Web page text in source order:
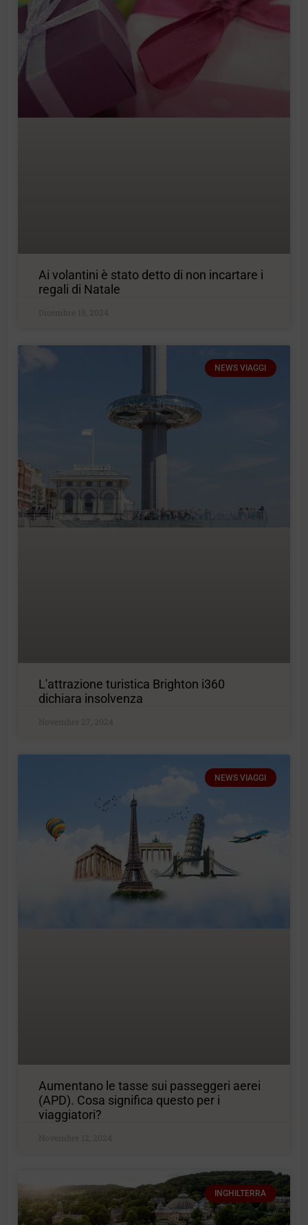
Ai volantini è stato detto di non incartare i
regali di Natale
Dicembre 19, 2024
NEWS VIAGGI
L'attrazione turistica Brighton i360
dichiara insolvenza
Novembre 27, 2024
NEWS VIAGGI
Aumentano le tasse sui passeggeri aerei
(APD). Cosa significa questo per i
viaggiatori?
Novembre 12, 2024
INGHILTERRA